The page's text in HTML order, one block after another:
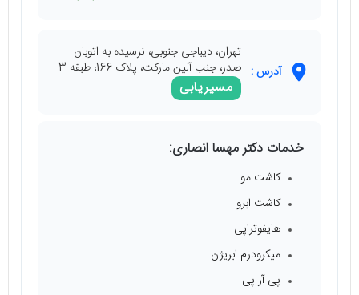
آدرس :
تهران، دیباجی جنوبی، نرسیده به اتوبان
صدر، جنب آلین مارکت، پلاک 166، طبقه 3
مسیریابی
خدمات دکتر مهسا انصاری:
کاشت مو
کاشت ابرو
هایفوتراپی
میکرودرم ابریژن
پی آر پی